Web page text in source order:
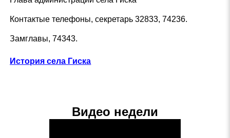
Контактые телефоны, секретарь 32833, 74236.
Замглавы, 74343.
История села Гиска
Видео недели